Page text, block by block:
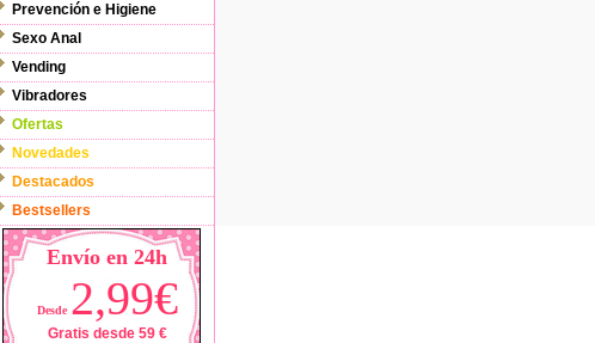
Prevención e Higiene
Sexo Anal
Vending
Vibradores
Ofertas
Novedades
Destacados
Bestsellers
Envío en 24h
Desde 2,99€
Gratis desde 59 €